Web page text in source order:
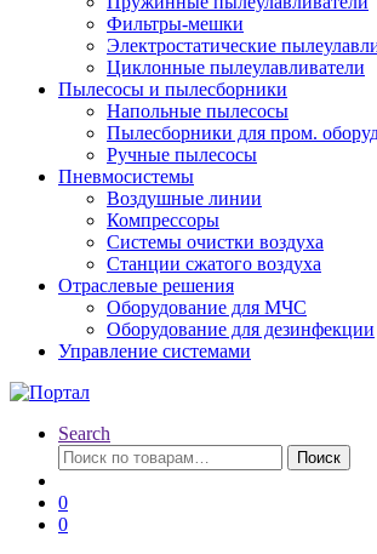
Фильтры-мешки
Электростатические
Циклонные пылеулавливатели
Пылесосы и пылесборники
Напольные пылесосы
Пылесборники для пром.
Ручные пылесосы
Пневмосистемы
Воздушные линии
Компрессоры
Системы очистки воздуха
Станции сжатого воздуха
Отраслевые решения
Оборудование для МЧС
Оборудование для дезинфекции
Управление системами
Search
Искать:
Поиск
0
0